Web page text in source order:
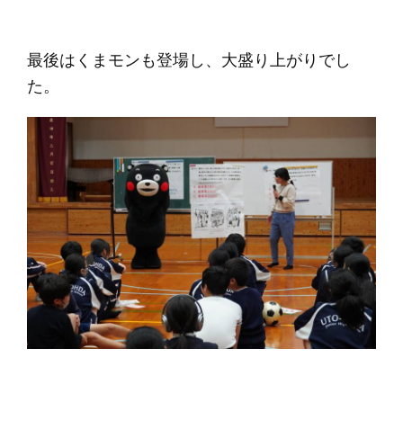
最後はくまモンも登場し、大盛り上がりでし
た。